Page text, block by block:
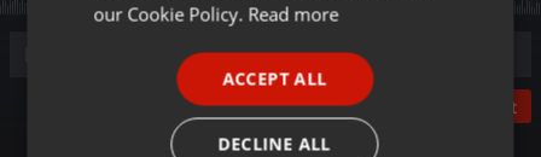
Post
our Cookie Policy. Read more
ACCEPT ALL
DECLINE ALL